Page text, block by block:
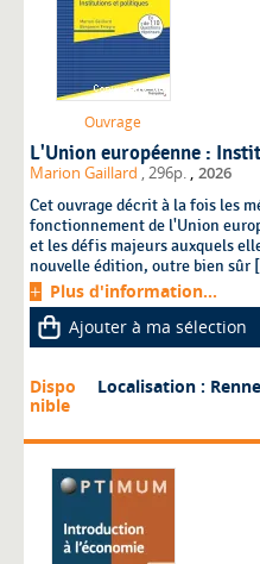
Ouvrage
L'Union européenne :
Marion Gaillard , 296p. , 2026
Cet ouvrage décrit à la fois les
fonctionnement de l'Union
et les défis majeurs auxquels
nouvelle édition, outre bien sûr
Plus d'information...
Ajouter à ma sélection
Dispo
nible
Localisation :